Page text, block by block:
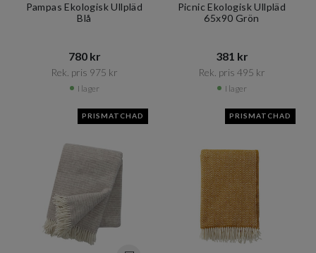
Pampas Ekologisk Ullpläd
Blå
780 kr​​
Rek. pris 975 kr​​
I lager
Picnic Ekologisk Ullpläd
65x90 Grön
381 kr​​
Rek. pris 495 kr​​
I lager
PRISMATCHAD PRISMATCHAD